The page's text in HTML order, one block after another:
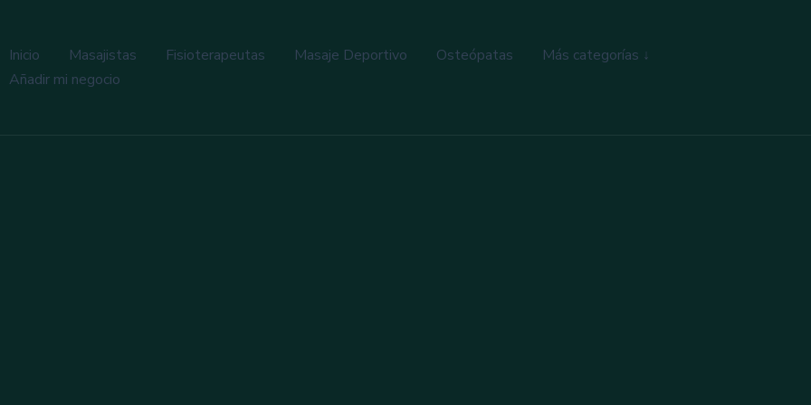
Inicio Masajistas Fisioterapeutas Masaje Deportivo Osteópatas
Más categorías ↓
Añadir mi negocio